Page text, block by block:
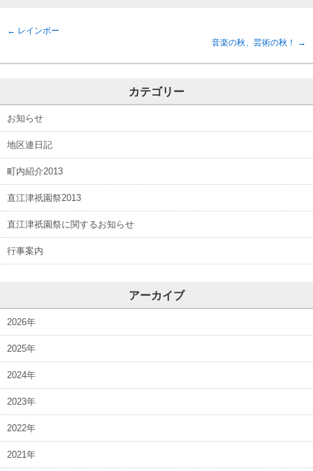
← レインボー
音楽の秋、芸術の秋！
→
カテゴリー
お知らせ
地区連日記
町内紹介2013
直江津祇園祭2013
直江津祇園祭に関するお知らせ
行事案内
アーカイブ
2026年
2025年
2024年
2023年
2022年
2021年